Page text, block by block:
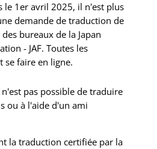
le 1er avril 2025, il n'est plus
demande de traduction de
bureaux de la Japan
- JAF. Toutes les
se faire en ligne.
pas possible de traduire
ou à l'aide d'un ami
la traduction certifiée par la